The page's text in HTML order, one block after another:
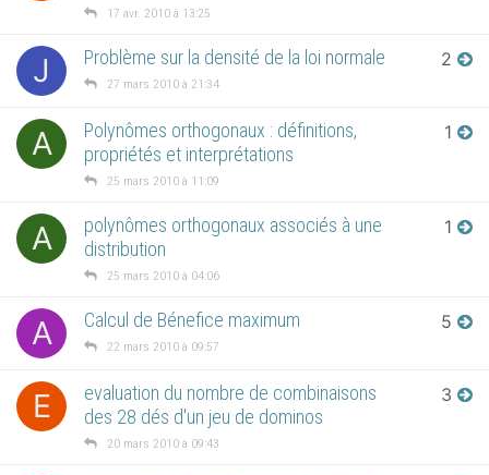
17 avr. 2010 à 13:25
J Problème sur la densité de la loi normale
27 mars 2010 à 21:34
2
A
Polynômes orthogonaux : définitions,
propriétés et interprétations
25 mars 2010 à 11:09
1
A
polynômes orthogonaux associés à une
distribution
25 mars 2010 à 04:06
1
A Calcul de Bénefice maximum
22 mars 2010 à 09:57
5
E
evaluation du nombre de combinaisons
des 28 dés d'un jeu de dominos
20 mars 2010 à 09:43
3